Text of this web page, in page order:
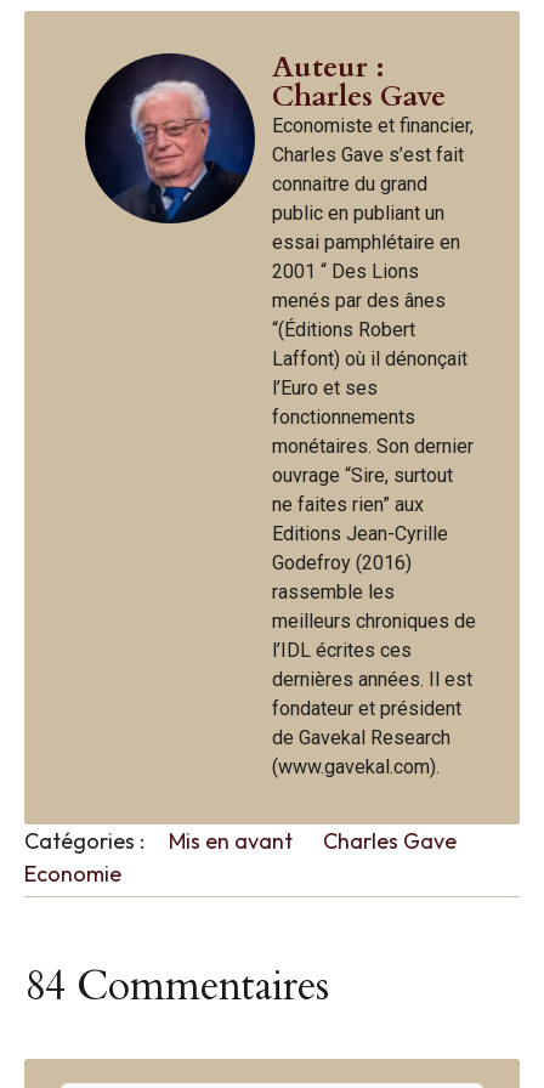
Auteur :
Charles Gave
Economiste et financier,
Charles Gave s’est fait
connaitre du grand
public en publiant un
essai pamphlétaire en
2001 “ Des Lions
menés par des ânes
“(Éditions Robert
Laffont) où il dénonçait
l’Euro et ses
fonctionnements
monétaires. Son dernier
ouvrage “Sire, surtout
ne faites rien” aux
Editions Jean-Cyrille
Godefroy (2016)
rassemble les
meilleurs chroniques de
l’IDL écrites ces
dernières années. Il est
fondateur et président
de Gavekal Research
(www.gavekal.com).
Catégories : Mis en avant
Charles Gave
Economie
84 Commentaires